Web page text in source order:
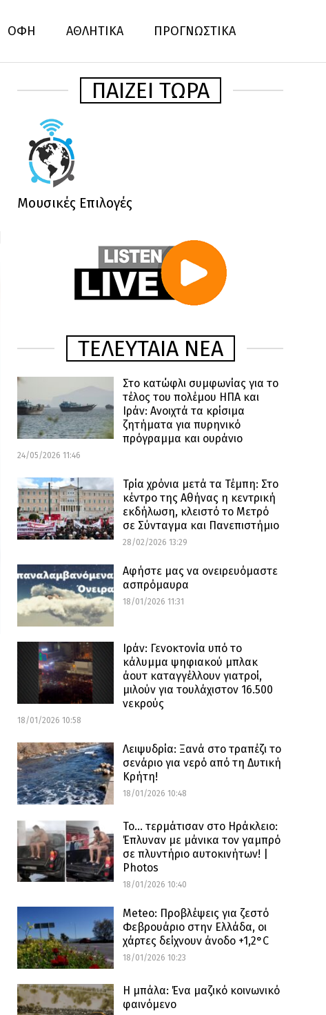
ΟΦΗ ΑΘΛΗΤΙΚΑ ΠΡΟΓΝΩΣΤΙΚΑ
ΠΑΙΖΕΙ ΤΩΡΑ
Μουσικές Επιλογές
ΤΕΛΕΥΤΑΙΑ ΝΕΑ
Στο κατώφλι συμφωνίας για το
τέλος του πολέμου ΗΠΑ και
Ιράν: Ανοιχτά τα κρίσιμα
ζητήματα για πυρηνικό
πρόγραμμα και ουράνιο
24/05/2026 11:46
Τρία χρόνια μετά τα Τέμπη: Στο
κέντρο της Αθήνας η κεντρική
εκδήλωση, κλειστό το Μετρό
σε Σύνταγμα και Πανεπιστήμιο
28/02/2026 13:29
Αφήστε μας να ονειρευόμαστε
ασπρόμαυρα
18/01/2026 11:31
Ιράν: Γενοκτονία υπό το
κάλυμμα ψηφιακού μπλακ
άουτ καταγγέλλουν γιατροί,
μιλούν για τουλάχιστον 16.500
νεκρούς
18/01/2026 10:58
Λειψυδρία: Ξανά στο τραπέζι το
σενάριο για νερό από τη Δυτική
Κρήτη!
18/01/2026 10:48
Το… τερμάτισαν στο Ηράκλειο:
Έπλυναν με μάνικα τον γαμπρό
σε πλυντήριο αυτοκινήτων! |
Photos
18/01/2026 10:40
Meteo: Προβλέψεις για ζεστό
Φεβρουάριο στην Ελλάδα, οι
χάρτες δείχνουν άνοδο +1,2°C
18/01/2026 10:23
Η μπάλα: Ένα μαζικό κοινωνικό
φαινόμενο